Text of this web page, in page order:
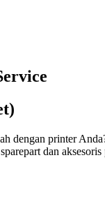
dengan printer
dan aksesoris